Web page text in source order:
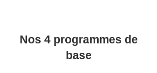
Nos 4 programmes de
base